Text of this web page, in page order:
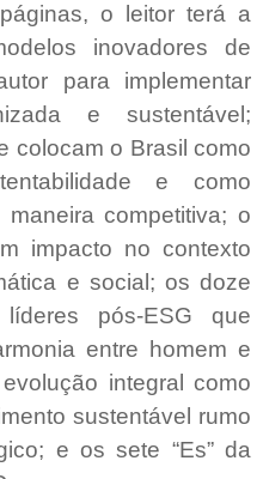
o leitor terá a
inovadores de
para implementar
e sustentável;
colocam o Brasil como
e como
competitiva; o
impacto no contexto
e social; os doze
pós-ESG que
entre homem e
integral como
sustentável rumo
e os sete “Es” da